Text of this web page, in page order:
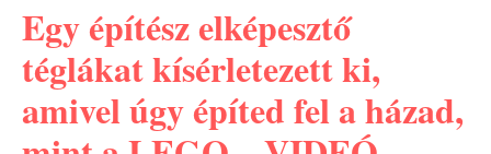
Egy építész elképesztő
téglákat kísérletezett ki,
amivel úgy építed fel a házad,